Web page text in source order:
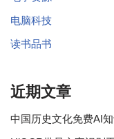
电脑科技
读书品书
近期文章
中国历史文化免费AI知